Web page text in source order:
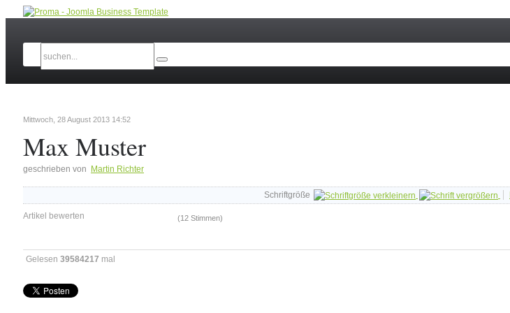
Mittwoch, 28 August 2013 14:52
Max Muster
geschrieben von Martin Richter
Schriftgröße
Artikel bewerten (12 Stimmen)
Gelesen 39584217 mal